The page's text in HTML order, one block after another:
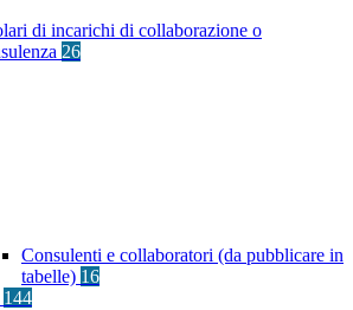
di incarichi di collaborazione o
26
Consulenti e collaboratori (da pubblicare in
tabelle) 16
144